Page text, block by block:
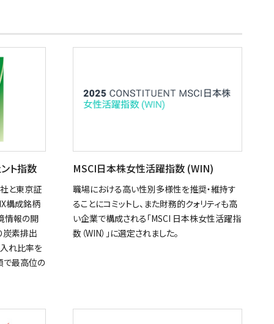
ト指数
社と東京証
構成銘柄
情報の開
炭素排出
れ比率を
で最高位の
MSCI日本株女性活躍指数 (WIN)
職場における高い性別多様性を推奨・維持す
ることにコミットし、また財務的クォリティも高
い企業で構成される「MSCI 日本株女性活躍指
数（WIN）」に選定されました。